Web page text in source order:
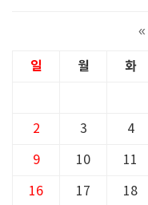
«
일 월 화
2 3 4
9 10 11
16 17 18